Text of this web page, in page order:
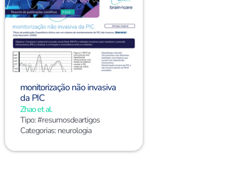
monitorização não invasiva
da PIC
Zhao et al.
Tipo:#resumosdeartigos
Categorias:neurologia